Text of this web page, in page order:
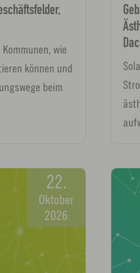
wie
können und
beim
22.
Oktober
2026